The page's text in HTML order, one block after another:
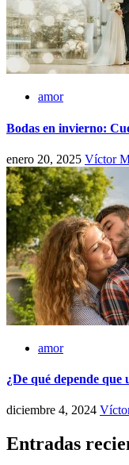
amor
Bodas en invierno:
enero 20, 2025 Víctor
amor
¿De qué depende
diciembre 4, 2024
Entradas